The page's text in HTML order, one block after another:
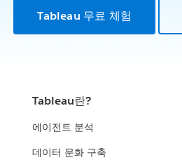
Tableau 무료 체험
Tableau란?
에이전트 분석
데이터 문화 구축